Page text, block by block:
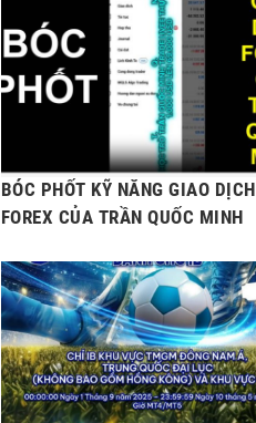
BÓC PHỐT KỸ NĂNG GIAO DỊCH
FOREX CỦA TRẦN QUỐC MINH